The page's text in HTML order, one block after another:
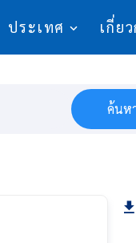
ประเทศ เกี่ย
ค้นห